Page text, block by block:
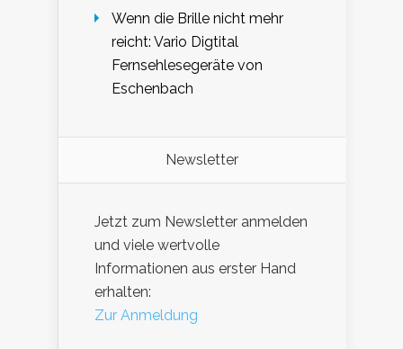
Wenn die Brille nicht mehr
reicht: Vario Digtital
Fernsehlesegeräte von
Eschenbach
Newsletter
Jetzt zum Newsletter anmelden
und viele wertvolle
Informationen aus erster Hand
erhalten:
Zur Anmeldung